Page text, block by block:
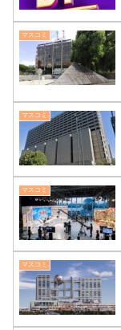
マスコミ
マスコミ
マスコミ
マスコミ